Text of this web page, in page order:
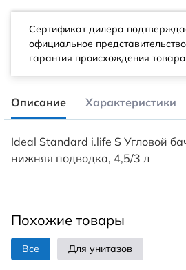
Сертификат дилера
официальное
гарантия происхождения
Описание Характеристики
Ideal Standard i.life S Угловой
нижняя подводка, 4,5/3 л
Похожие товары
Все Для унитазов